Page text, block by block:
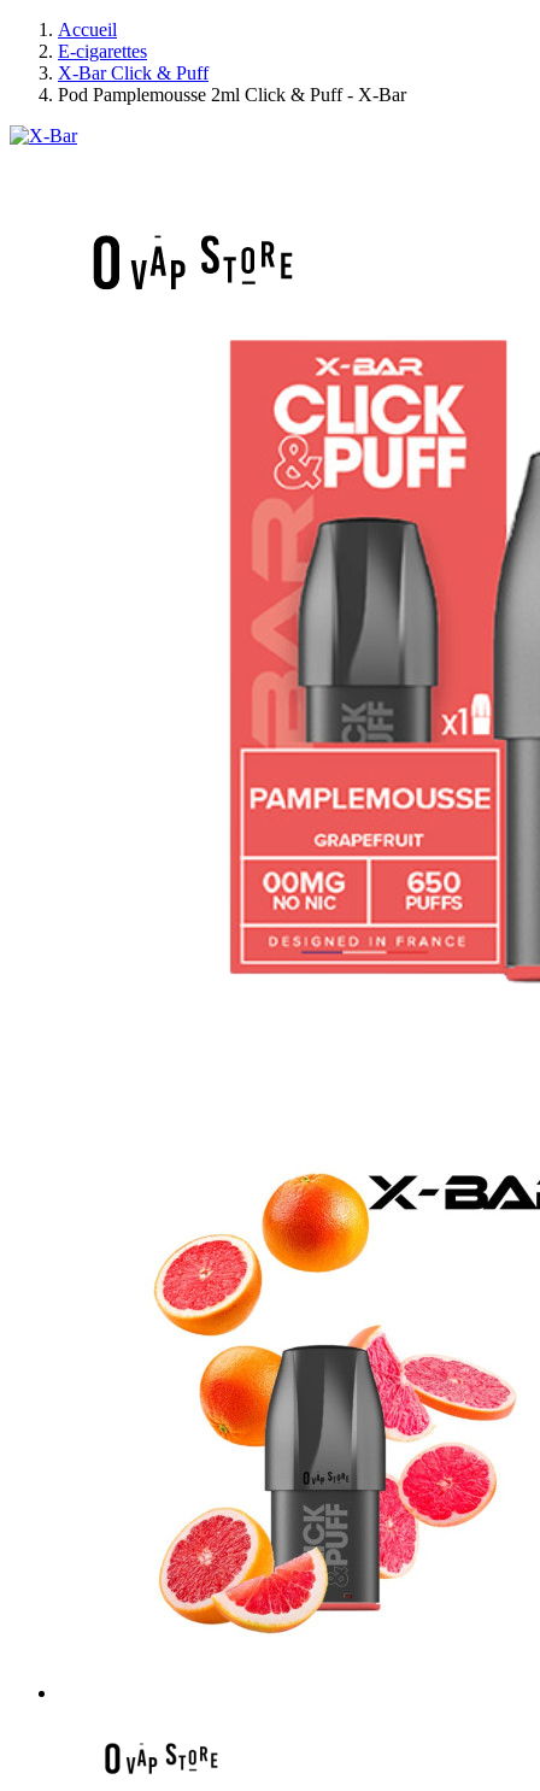
Accueil
E-cigarettes
X-Bar Click & Puff
Pod Pamplemousse 2ml Click & Puff - X-Bar